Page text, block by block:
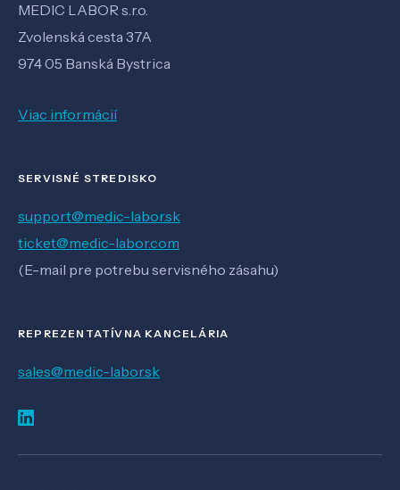
MEDIC LABOR s.r.o.
Zvolenská cesta 37A
974 05 Banská Bystrica
Viac informácií
SERVISNÉ STREDISKO
support@medic-labor.sk
ticket@medic-labor.com
(E-mail pre potrebu servisného zásahu)
REPREZENTATÍVNA KANCELÁRIA
sales@medic-labor.sk